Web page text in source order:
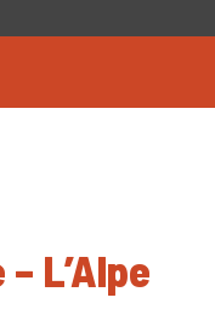
L’Alpe